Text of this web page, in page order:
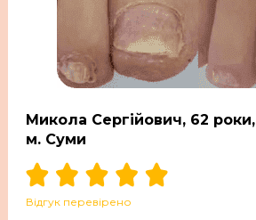
Микола Сергійович, 62 роки,
м. Суми
Відгук перевірено